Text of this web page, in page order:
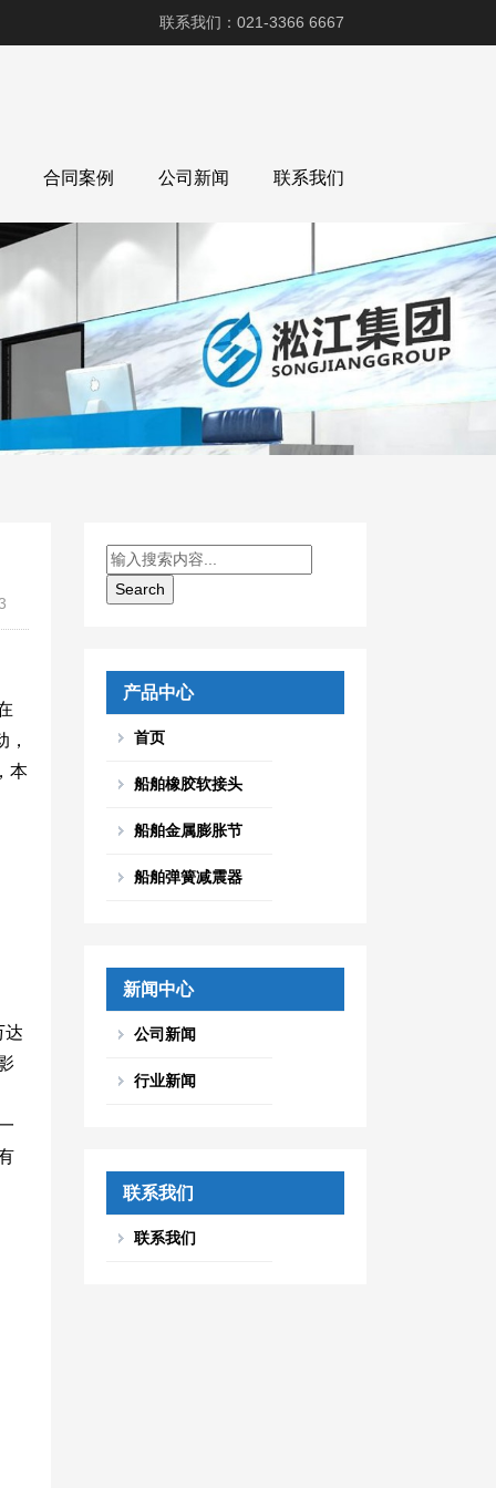
联系我们：021-3366 6667
合同案例 公司新闻 联系我们
本
达
产品中心
首页
船舶橡胶软接头
船舶金属膨胀节
船舶弹簧减震器
新闻中心
公司新闻
行业新闻
联系我们
联系我们